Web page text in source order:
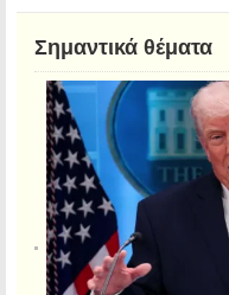
Σημαντικά θέματα